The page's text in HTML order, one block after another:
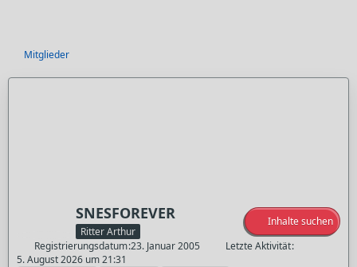
Mitglieder
SNESFOREVER
Ritter Arthur
Inhalte suchen
Registrierungsdatum 23. Januar 2005
Letzte Aktivität
5. August 2026 um 21:31